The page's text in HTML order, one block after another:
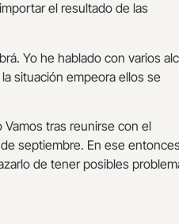
el resultado de las
Yo he hablado con varios
situación empeora ellos se
tras reunirse con el
septiembre. En ese
de tener posibles